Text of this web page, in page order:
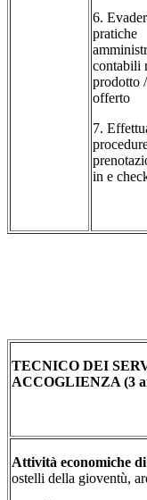
6.
pratiche
contabili
prodotto
offerto
7.
in e
TECNICO DEI
ACCOGLIENZA (3
Attività economiche di
ostelli della gioventù,